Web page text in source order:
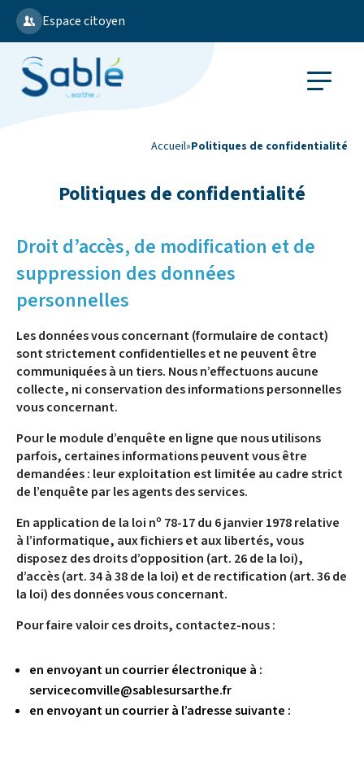
Espace citoyen
Accueil»Politiques de confidentialité
Politiques de confidentialité
Droit d’accès, de modification et de
suppression des données
personnelles
Les données vous concernant (formulaire de contact)
sont strictement confidentielles et ne peuvent être
communiquées à un tiers. Nous n’effectuons aucune
collecte, ni conservation des informations personnelles
vous concernant.
Pour le module d’enquête en ligne que nous utilisons
parfois, certaines informations peuvent vous être
demandées : leur exploitation est limitée au cadre strict
de l’enquête par les agents des services.
En application de la loi nº 78-17 du 6 janvier 1978 relative
à l’informatique, aux fichiers et aux libertés, vous
disposez des droits d’opposition (art. 26 de la loi),
d’accès (art. 34 à 38 de la loi) et de rectification (art. 36 de
la loi) des données vous concernant.
Pour faire valoir ces droits, contactez-nous :
en envoyant un courrier électronique à :
servicecomville@sablesursarthe.fr
en envoyant un courrier à l’adresse suivante :